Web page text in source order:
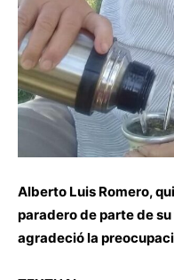
Alberto Luis Romero,
paradero de parte de
agradeció la